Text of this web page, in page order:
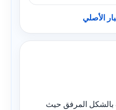
الأصلي
المرفق حيث